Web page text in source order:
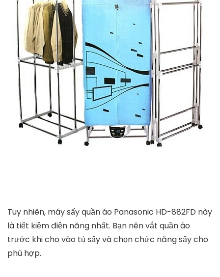
Mua Tủ sấy quần áo tiện lợi, sạch sẽ, diệt khuẩn, chống
mốc, không bị bám bụi, không bị bạc màu tại
Hăngshoes
Mua Tủ sấy quần áo tiện lợi, sạch sẽ, diệt khuẩn,
chống mốc, không bị bám bụi, không bị bạc màu tại